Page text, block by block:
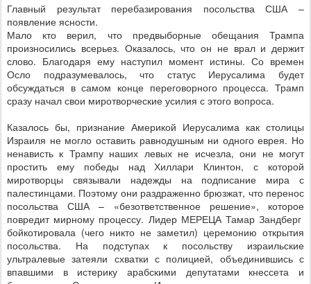
Главный результат перебазирования посольства США –
появление ясности.
Мало кто верил, что предвыборные обещания Трампа
произносились всерьез. Оказалось, что он не врал и держит
слово. Благодаря ему наступил момент истины. Со времен
Осло подразумевалось, что статус Иерусалима будет
обсуждаться в самом конце переговорного процесса. Трамп
сразу начал свои миротворческие усилия с этого вопроса.
Казалось бы, признание Америкой Иерусалима как столицы
Израиля не могло оставить равнодушным ни одного еврея. Но
ненависть к Трампу наших левых не исчезла, они не могут
простить ему победы над Хиллари Клинтон, с которой
миротворцы связывали надежды на подписание мира с
палестинцами. Поэтому они раздраженно брюзжат, что перенос
посольства США – «безответственное решение», которое
повредит мирному процессу. Лидер МЕРЕЦА Тамар Зандберг
бойкотировала (чего никто не заметил) церемонию открытия
посольства. На подступах к посольству израильские
ультралевые затеяли схватки с полицией, объединившись с
впавшими в истерику арабскими депутатами кнессета и